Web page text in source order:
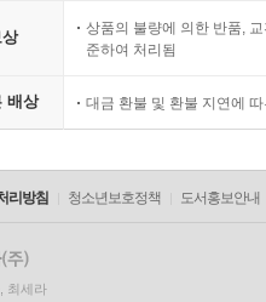
상품의 불량에 의한 반품,
준하여 처리됨
배상 대금 환불 및 환불 지연에
리방침 청소년보호정책 도서홍보안내
최세라